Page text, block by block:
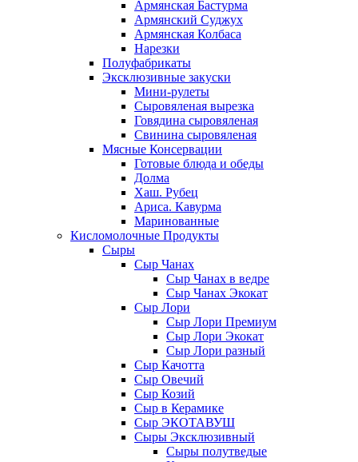
Армянская Бастурма
Армянский Суджух
Армянская Колбаса
Нарезки
Полуфабрикаты
Эксклюзивные закуски
Мини-рулеты
Сыровяленая вырезка
Говядина сыровяленая
Свинина сыровяленая
Мясные Консервации
Готовые блюда и обеды
Долма
Хаш. Рубец
Ариса. Кавурма
Маринованные
Кисломолочные Продукты
Сыры
Сыр Чанах
Сыр Чанах в ведре
Сыр Чанах Экокат
Сыр Лори
Сыр Лори Премиум
Сыр Лори Экокат
Сыр Лори разный
Сыр Качотта
Сыр Овечий
Сыр Козий
Сыр в Керамике
Сыр ЭКОТАВУШ
Сыры Эксклюзивный
Сыры полутведые